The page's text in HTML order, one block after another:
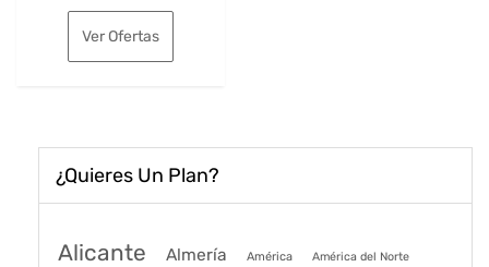
original
era: es:
Ver Ofertas
¿Quieres Un Plan?
Alicante Almería América América del Norte